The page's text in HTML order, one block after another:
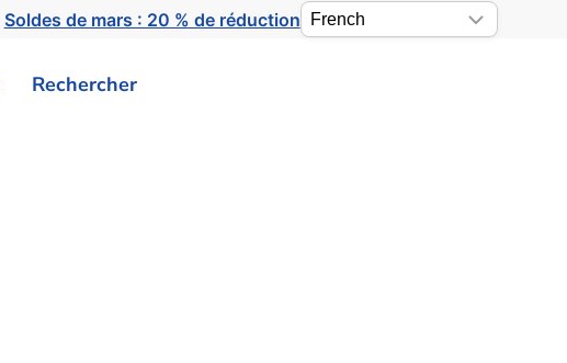
Soldes de mars : 20 % de réduction
Rechercher